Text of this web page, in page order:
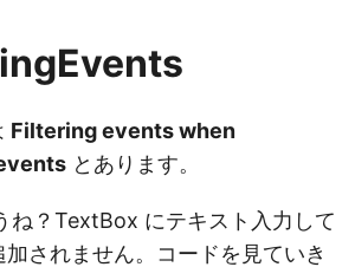
Filtering events when
とあります。
ね？TextBox にテキスト入力して
されません。コードを見ていき